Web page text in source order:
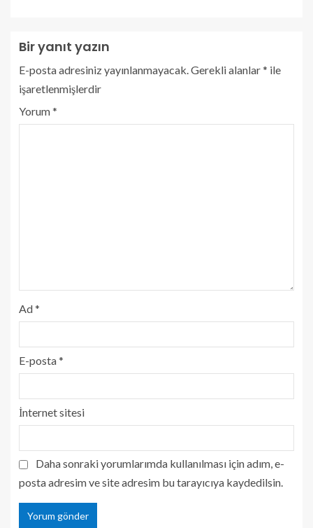
Bir yanıt yazın
E-posta adresiniz yayınlanmayacak.Gerekli alanlar* ile
işaretlenmişlerdir
Yorum*
Ad*
E-posta*
İnternet sitesi
Daha sonraki yorumlarımda kullanılması için adım, e-
posta adresim ve site adresim bu tarayıcıya kaydedilsin.